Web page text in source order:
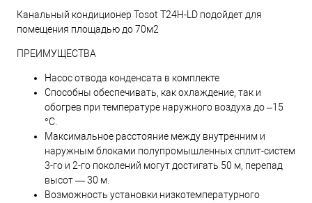
Канальный кондиционер Tosot T24H-LD подойдет для
помещения площадью до 70м2
ПРЕИМУЩЕСТВА
Насос отвода конденсата в комплекте
Способны обеспечивать, как охлаждение, так и
обогрев при температуре наружного воздуха до –15
°С.
Максимальное расстояние между внутренним и
наружным блоками полупромышленных сплит-систем
3-го и 2-го поколений могут достигать 50 м, перепад
высот — 30 м.
Возможность установки низкотемпературного